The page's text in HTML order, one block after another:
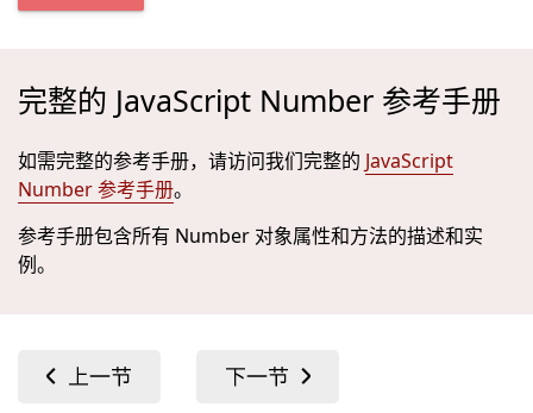
完整的 JavaScript Number 参考手册
如需完整的参考手册，请访问我们完整的 JavaScript
Number 参考手册。
参考手册包含所有 Number 对象属性和方法的描述和实
例。